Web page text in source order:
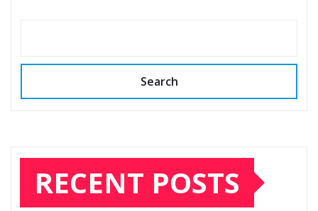
Search
RECENT POSTS